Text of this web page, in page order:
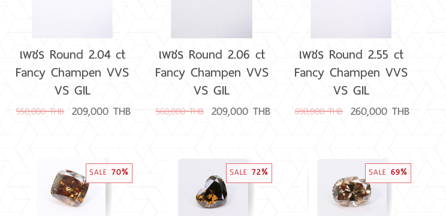
เพชร Round 2.04 ct
Fancy Champen VVS
VS GIL
550,000 THB 209,000 THB
เพชร Round 2.06 ct
Fancy Champen VVS
VS GIL
560,000 THB 209,000 THB
เพชร Round 2.55 ct
Fancy Champen VVS
VS GIL
690,000 THB 260,000 THB
SALE 70% SALE 72% SALE 69%